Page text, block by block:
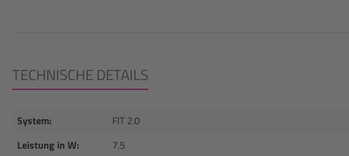
TECHNISCHE DETAILS
System:
FIT 2.0
Leistung in W:
7.5